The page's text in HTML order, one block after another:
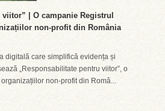
| O campanie Registrul
non-profit din România
digitală care simplifică evidența și
„Responsabilitate pentru viitor”, o
non-profit din Româ...